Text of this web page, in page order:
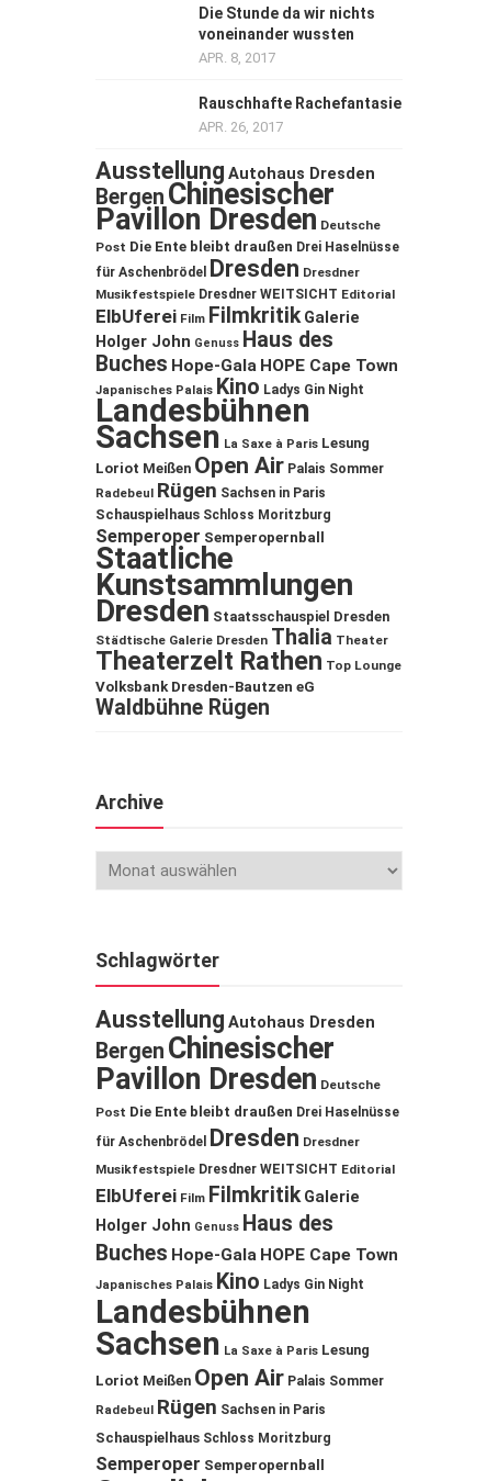
Die Stunde da wir nichts
voneinander wussten
APR. 8, 2017
Rauschhafte Rachefantasie
APR. 26, 2017
Ausstellung Autohaus Dresden
Bergen Chinesischer
Pavillon Dresden Deutsche
Post Die Ente bleibt draußen Drei Haselnüsse
für Aschenbrödel
Dresden Dresdner
Musikfestspiele Dresdner WEITSICHT Editorial
ElbUferei Film Filmkritik Galerie
Holger John Genuss Haus des
Buches Hope-Gala HOPE Cape Town
Japanisches Palais Kino Ladys Gin Night
Landesbühnen
Sachsen La Saxe à Paris Lesung
Loriot Meißen Open Air Palais Sommer
Radebeul Rügen Sachsen in Paris
Schauspielhaus Schloss Moritzburg
Semperoper Semperopernball
Staatliche
Kunstsammlungen
Dresden Staatsschauspiel Dresden
Städtische Galerie Dresden Thalia Theater
Theaterzelt Rathen Top Lounge
Volksbank Dresden-Bautzen eG
Waldbühne Rügen
Archive
Schlagwörter
Ausstellung Autohaus Dresden
Bergen Chinesischer
Pavillon Dresden Deutsche
Post Die Ente bleibt draußen Drei Haselnüsse
für Aschenbrödel
Dresden Dresdner
Musikfestspiele Dresdner WEITSICHT Editorial
ElbUferei Film Filmkritik Galerie
Holger John Genuss Haus des
Buches Hope-Gala HOPE Cape Town
Japanisches Palais Kino Ladys Gin Night
Landesbühnen
Sachsen La Saxe à Paris Lesung
Loriot Meißen Open Air Palais Sommer
Radebeul Rügen Sachsen in Paris
Schauspielhaus Schloss Moritzburg
Semperoper Semperopernball